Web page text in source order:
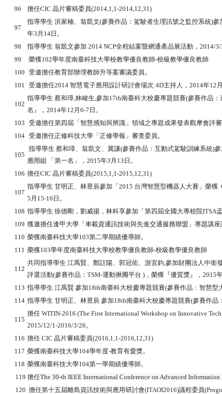
96
擔任CIC 晶片審稿委員(2014,1,1-2014,12,31)
97
指導學生 洪家楠、翁凱文(參賽作品：駕駛者生理訊號之監控系統)
年3月14日。
98
指導學生 翁凱文參加 2014 NCP全程結案暨網通產品展活動，2014/
99
榮獲102學年度南臺科技大學校教學優良教師-校級教學優良教師
100 受邀擔任教育部辦理教師升等案審議委員。
101 受邀擔任2014 智慧電子應用設計研討會場次:4D主持人，2014年12
102
指導學生 蔡和璋,林峻生,參加17th南臺科大校慶專題競賽(參賽作品
名』，2014年12月6-7日。
103 受邀擔任第四屆「智慧感知與辨識」領域之專題成果發表觀摩會評
104 受邀擔任正修科技大學「正修學報」審查委員。
105
指導學生 蔡和璋、翁凱文、冀謙(參賽作品：互動式駕駛訓練系統)
應用組
「第一名」，2015年3月13日。
106 擔任CIC 晶片審稿委員(2015,1,1-2015,12,31)
107
指導學生 甘明正、林昱辰參加「2015 台灣智慧型機器人大賽」榮
5月15-16日。
108 指導學生 徐德剛，劉威揚，林科享參加「第四屆全國大專校院ITSA
109 獲邀擔任逢甲大學「車載資通訊技術與先進交通服務聯盟」專題講
110 榮獲南臺科技大學103第二學期績優導師。
111 榮獲103學年度南臺科技大學校教學優良教師-校級教學優良教師
112
共同指導學生 江禹賢、鄭註陽、郭冠佑、游宜鈞,參加財團法人中
評選活動(參賽作品：TSM-運動揪團平台 )，榮獲『優質獎』，2015
113 指導學生 江禹賢 參加18th南臺科大校慶專題競賽(參賽作品：智慧
114 指導學生 甘明正、林昱辰 參加18th南臺科大校慶專題競賽(參賽作
115
擔任 WITIN-2016 (The First International Workshop on Innovative
2015/12/1-2016/3/26。
116 擔任 CIC 晶片審稿委員(2016,1,1-2016,12,31)
117 榮獲南臺科技大學104學年度-教育有愛獎。
118 榮獲南臺科技大學104第一學期績優導師。
119 擔任The 30-th IEEE International Conference on Advanced
120 擔任第十五屆離島資訊技術與應用研討會(ITAOI2016)議程委員